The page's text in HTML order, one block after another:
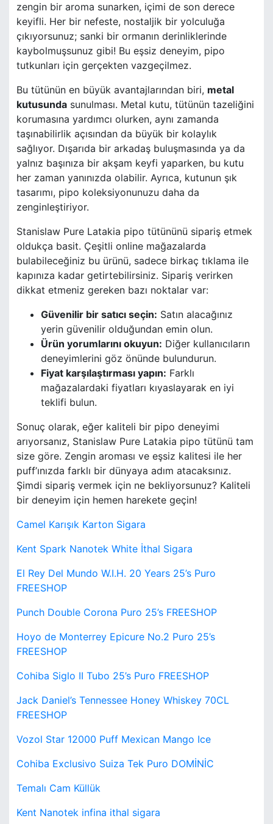
zengin bir aroma sunarken, içimi de son derece
keyifli. Her bir nefeste, nostaljik bir yolculuğa
çıkıyorsunuz; sanki bir ormanın derinliklerinde
kaybolmuşsunuz gibi! Bu eşsiz deneyim, pipo
tutkunları için gerçekten vazgeçilmez.
Bu tütünün en büyük avantajlarından biri, metal
kutusunda sunulması. Metal kutu, tütünün tazeliğini
korumasına yardımcı olurken, aynı zamanda
taşınabilirlik açısından da büyük bir kolaylık
sağlıyor. Dışarıda bir arkadaş buluşmasında ya da
yalnız başınıza bir akşam keyfi yaparken, bu kutu
her zaman yanınızda olabilir. Ayrıca, kutunun şık
tasarımı, pipo koleksiyonunuzu daha da
zenginleştiriyor.
Stanislaw Pure Latakia pipo tütününü sipariş etmek
oldukça basit. Çeşitli online mağazalarda
bulabileceğiniz bu ürünü, sadece birkaç tıklama ile
kapınıza kadar getirtebilirsiniz. Sipariş verirken
dikkat etmeniz gereken bazı noktalar var:
Güvenilir bir satıcı seçin: Satın alacağınız
yerin güvenilir olduğundan emin olun.
Ürün yorumlarını okuyun: Diğer kullanıcıların
deneyimlerini göz önünde bulundurun.
Fiyat karşılaştırması yapın: Farklı
mağazalardaki fiyatları kıyaslayarak en iyi
teklifi bulun.
Sonuç olarak, eğer kaliteli bir pipo deneyimi
arıyorsanız, Stanislaw Pure Latakia pipo tütünü tam
size göre. Zengin aroması ve eşsiz kalitesi ile her
puff’ınızda farklı bir dünyaya adım atacaksınız.
Şimdi sipariş vermek için ne bekliyorsunuz? Kaliteli
bir deneyim için hemen harekete geçin!
Camel Karışık Karton Sigara
Kent Spark Nanotek White İthal Sigara
El Rey Del Mundo W.I.H. 20 Years 25’s Puro
FREESHOP
Punch Double Corona Puro 25’s FREESHOP
Hoyo de Monterrey Epicure No.2 Puro 25’s
FREESHOP
Cohiba Siglo II Tubo 25’s Puro FREESHOP
Jack Daniel’s Tennessee Honey Whiskey 70CL
FREESHOP
Vozol Star 12000 Puff Mexican Mango Ice
Cohiba Exclusivo Suiza Tek Puro DOMİNİC
Temalı Cam Küllük
Kent Nanotek infina ithal sigara